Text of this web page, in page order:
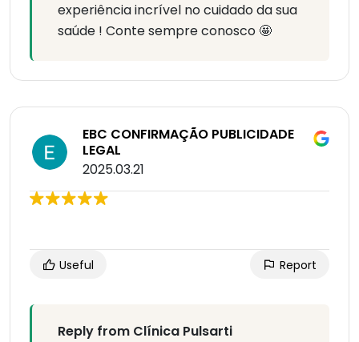
experiência incrível no cuidado da sua
saúde ! Conte sempre conosco 🤩
EBC CONFIRMAÇÃO PUBLICIDADE
LEGAL
2025.03.21
Useful Report
Reply from Clínica Pulsarti